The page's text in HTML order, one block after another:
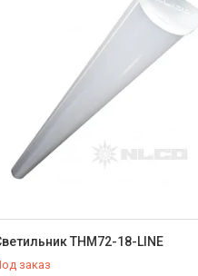
THM72-18-LINE
заказ